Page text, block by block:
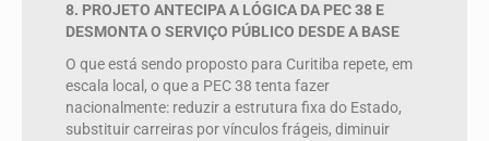
8. PROJETO ANTECIPA A LÓGICA DA PEC 38 E
DESMONTA O SERVIÇO PÚBLICO DESDE A BASE
O que está sendo proposto para Curitiba repete, em
escala local, o que a PEC 38 tenta fazer
nacionalmente: reduzir a estrutura fixa do Estado,
substituir carreiras por vínculos frágeis, diminuir